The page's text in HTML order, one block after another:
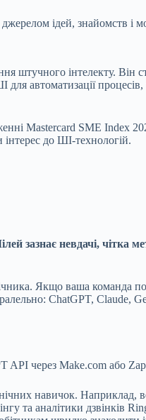
ідей, знайомств і
штучного інтелекту.
для автоматизації
Mastercard SME Index
інтерес до ШІ-технологій.
зазнає невдачі, чітка
Якщо ваша команда
ChatGPT,
API через Make.com або
навичок. Наприклад,
та аналітики дзвінків